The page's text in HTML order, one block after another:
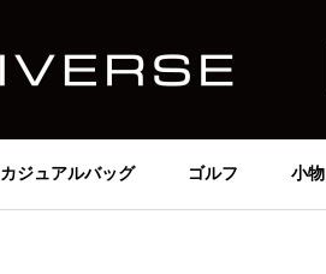
カジュアルバッグ ゴルフ 小物